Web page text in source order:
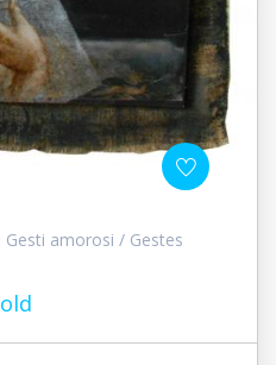
amorosi / Gestes